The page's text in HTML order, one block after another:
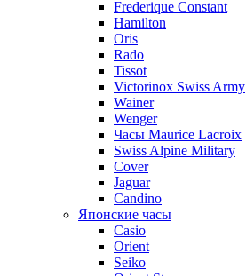
Frederique Constant
Hamilton
Oris
Rado
Tissot
Victorinox Swiss Army
Wainer
Wenger
Часы Maurice Lacroix
Swiss Alpine Military
Cover
Jaguar
Candino
Японские часы
Casio
Orient
Seiko